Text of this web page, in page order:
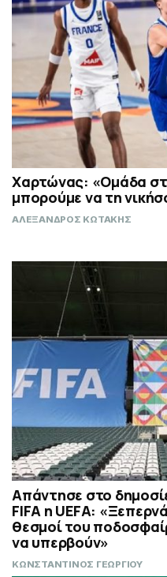
Χαρτώνας: «Ομάδα
μπορούμε να τη
ΑΛΕΞΑΝΔΡΟΣ ΚΩΤΑΚΗΣ
Απάντησε στο
FIFA η UEFA:
θεσμοί του
να υπερβούν»
ΚΩΝΣΤΑΝΤΙΝΟΣ ΓΕΩΡΓΙΟΥ